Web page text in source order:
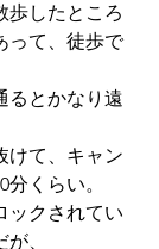
歩したところ
って、徒歩で
るとかなり遠
けて、キャン
くらい。
ックされてい
、